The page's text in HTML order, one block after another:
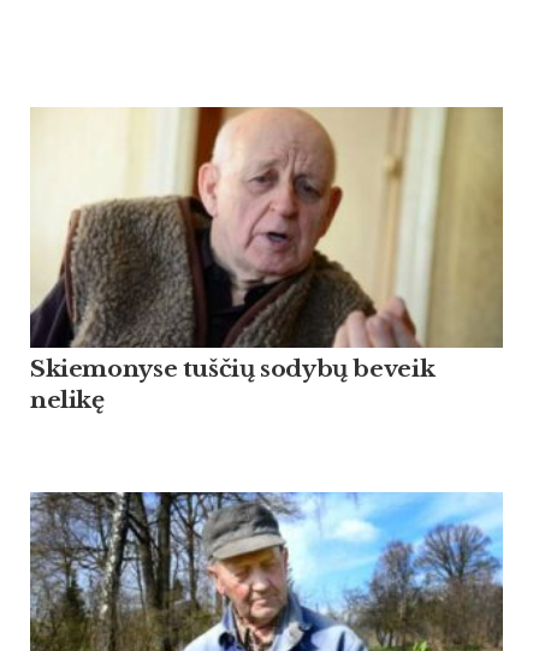
Skiemonyse tuščių sodybų beveik
nelikę